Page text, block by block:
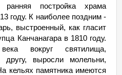
ранняя постройка храма
году. К наиболее поздним -
выстроенный, как гласит
Канчанагара в 1810 году.
вокруг святилища,
другу, выросли молельни,
кельях памятника имеются